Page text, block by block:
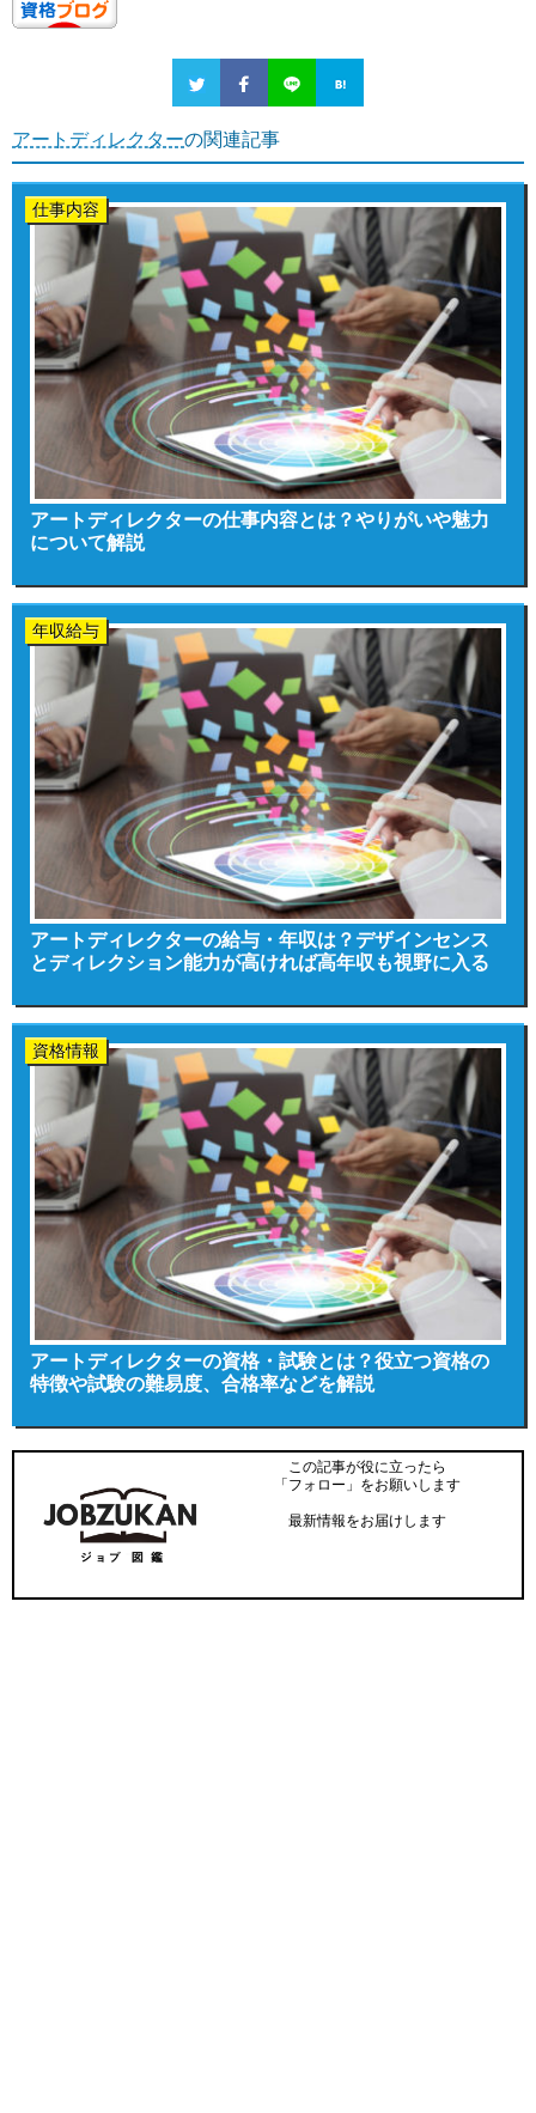
アートディレクターの関連記事
仕事内容
アートディレクターの仕事内容とは？やりがいや魅力
について解説
年収給与
アートディレクターの給与・年収は？デザインセンス
とディレクション能力が高ければ高年収も視野に入る
資格情報
アートディレクターの資格・試験とは？役立つ資格の
特徴や試験の難易度、合格率などを解説
この記事が役に立ったら
「フォロー」をお願いします
最新情報をお届けします